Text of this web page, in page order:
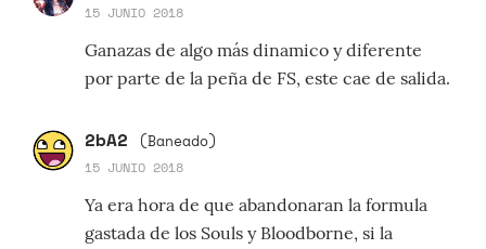
15 JUNIO 2018
Ganazas de algo más dinamico y diferente
por parte de la peña de FS, este cae de salida.
2bA2 (Baneado)
15 JUNIO 2018
Ya era hora de que abandonaran la formula
gastada de los Souls y Bloodborne, si la